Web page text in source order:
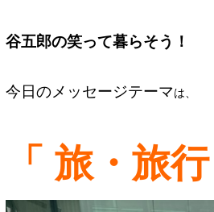
谷五郎の笑って暮らそう！
今日のメッセージテーマは、
「 旅・旅